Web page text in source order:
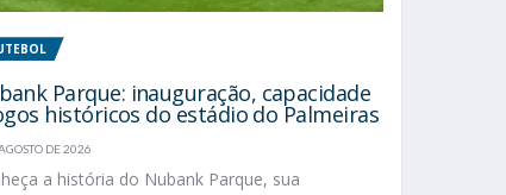
Parque: inauguração, capacidade
históricos do estádio do Palmeiras
DE 2026
a história do Nubank Parque, sua